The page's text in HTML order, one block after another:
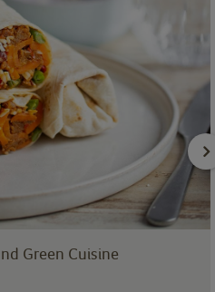
Green Cuisine